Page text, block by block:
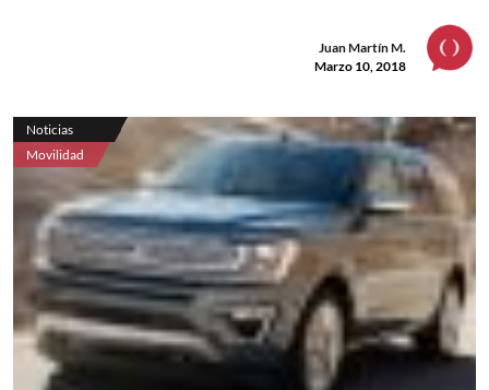
Juan Martín M.
Marzo 10, 2018
Noticias
Movilidad